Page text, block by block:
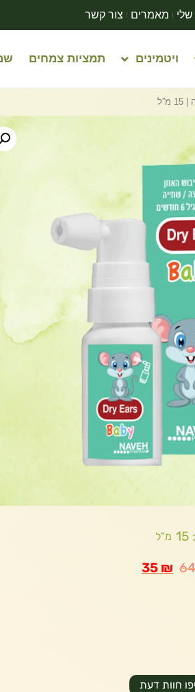
מאמרים צור קשר
ויטמינים תמציות צמחים
מ"ל
35 ₪
חוות דעת